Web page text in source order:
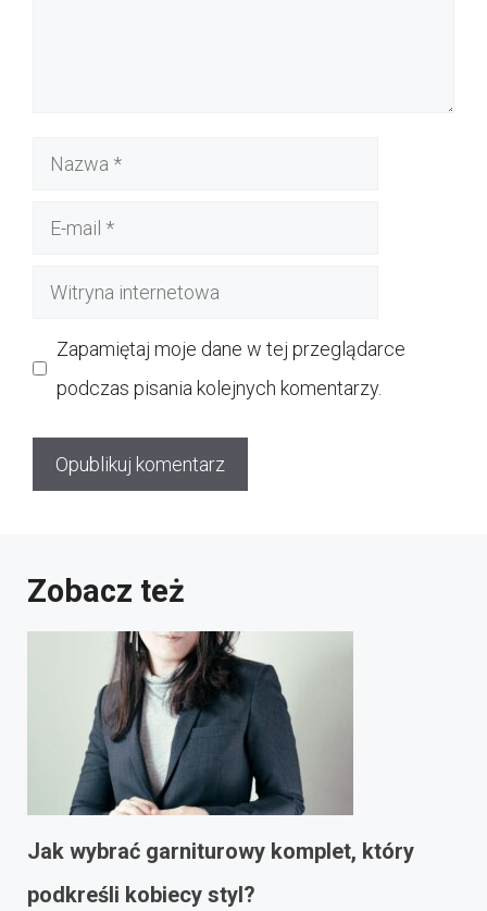
Nazwa
Witryna
Zapamiętaj moje dane w tej przeglądarce
podczas pisania kolejnych komentarzy.
Zobacz też
Jak wybrać garniturowy komplet, który
podkreśli kobiecy styl?